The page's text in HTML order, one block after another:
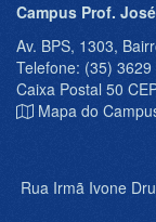
Campus Prof.
Av. BPS, 1303,
Telefone: (35)
Caixa Postal 50
Mapa do
Rua Irmã Ivone